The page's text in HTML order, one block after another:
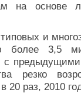
на основе
и
более 3,5
с
резко
20 раз, 2010